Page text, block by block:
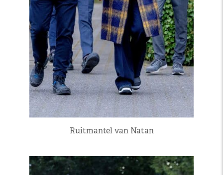
Ruitmantel van Natan